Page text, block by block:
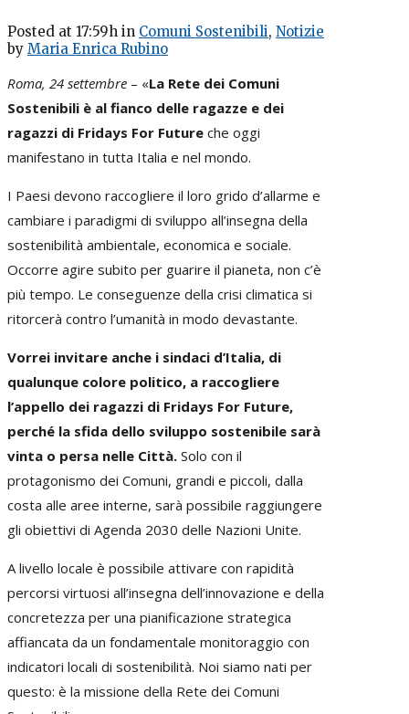
Posted at 17:59h in Comuni Sostenibili, Notizie
by Maria Enrica Rubino
Roma, 24 settembre – «La Rete dei Comuni
Sostenibili è al fianco delle ragazze e dei
ragazzi di Fridays For Future che oggi
manifestano in tutta Italia e nel mondo.
I Paesi devono raccogliere il loro grido d’allarme e
cambiare i paradigmi di sviluppo all’insegna della
sostenibilità ambientale, economica e sociale.
Occorre agire subito per guarire il pianeta, non c’è
più tempo. Le conseguenze della crisi climatica si
ritorcerà contro l’umanità in modo devastante.
Vorrei invitare anche i sindaci d’Italia, di
qualunque colore politico, a raccogliere
l’appello dei ragazzi di Fridays For Future,
perché la sfida dello sviluppo sostenibile sarà
vinta o persa nelle Città. Solo con il
protagonismo dei Comuni, grandi e piccoli, dalla
costa alle aree interne, sarà possibile raggiungere
gli obiettivi di Agenda 2030 delle Nazioni Unite.
A livello locale è possibile attivare con rapidità
percorsi virtuosi all’insegna dell’innovazione e della
concretezza per una pianificazione strategica
affiancata da un fondamentale monitoraggio con
indicatori locali di sostenibilità. Noi siamo nati per
questo: è la missione della Rete dei Comuni